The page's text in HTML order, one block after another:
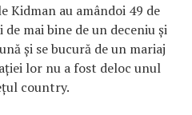
Kidman au amândoi 49 de
mai bine de un deceniu și
și se bucură de un mariaj
lor nu a fost deloc unul
country.